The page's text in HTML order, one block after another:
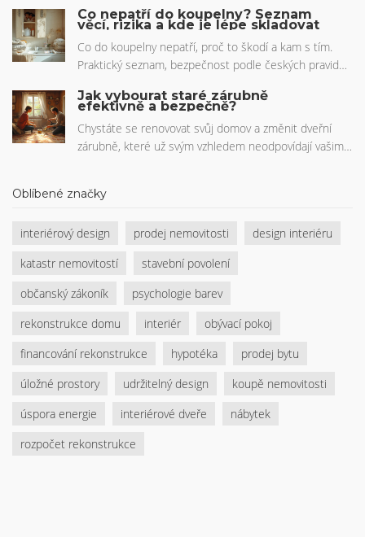
vybrat správného řemeslníka pro váš interiér.
Co nepatří do koupelny? Seznam
věcí, rizika a kde je lépe skladovat
Co do koupelny nepatří, proč to škodí a kam s tím.
Praktický seznam, bezpečnost podle českých pravidel,
Jak vybourat staré zárubně
efektivně a bezpečně?
Chystáte se renovovat svůj domov a změnit dveřní
zárubně, které už svým vzhledem neodpovídají vašim
zárubně. Dozvíte se o potřebném nářadí,
úspěšný průběh práce. Pomůže vám vyhnout se
renovace. Připravte se s námi na cestu k modernizaci
vašeho interiéru.
Oblíbené značky
interiérový design prodej nemovitosti
design interiéru
katastr nemovitostí
stavební povolení
občanský zákoník
psychologie barev
rekonstrukce domu
interiér
obývací pokoj
financování rekonstrukce
hypotéka
prodej bytu
úložné prostory
udržitelný design
koupě nemovitosti
úspora energie
interiérové dveře
nábytek
rozpočet rekonstrukce